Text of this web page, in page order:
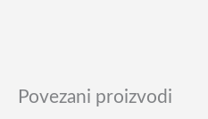
Povezani proizvodi